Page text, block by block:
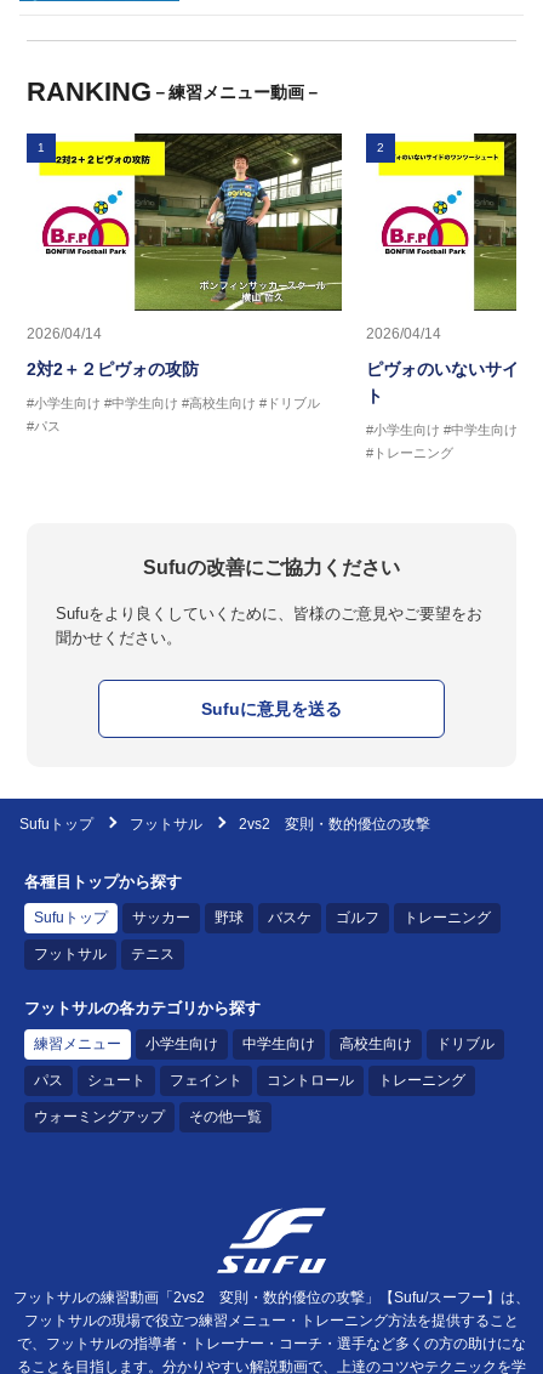
RANKING －練習メニュー動画－
1
2026/04/14
2対2＋２ピヴォの攻防
#小学生向け #中学生向け #高校生向け #ドリブル
#パス
2
2026/04/14
ピヴォのいないサイド
ト
#小学生向け #中学生向け
#トレーニング
Sufuの改善にご協力ください
Sufuをより良くしていくために、皆様のご意見やご要望をお
聞かせください。
Sufuに意見を送る
Sufuトップ フットサル 2vs2 変則・数的優位の攻撃
各種目トップから探す
Sufuトップ サッカー 野球 バスケ ゴルフ トレーニング
フットサル テニス
フットサルの各カテゴリから探す
練習メニュー 小学生向け 中学生向け 高校生向け ドリブル
パス シュート フェイント コントロール トレーニング
ウォーミングアップ その他一覧
フットサルの練習動画「2vs2 変則・数的優位の攻撃」【Sufu/スーフー】は、
フットサルの現場で役立つ練習メニュー・トレーニング方法を提供すること
で、フットサルの指導者・トレーナー・コーチ・選手など多くの方の助けにな
ることを目指します。分かりやすい解説動画で、上達のコツやテクニックを学